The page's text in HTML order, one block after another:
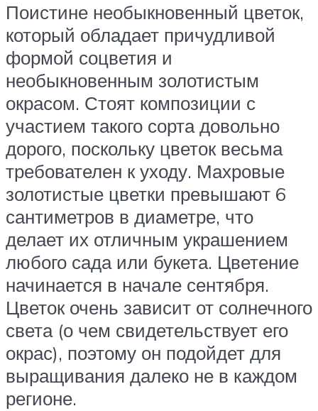
Поистине необыкновенный цветок,
который обладает причудливой
формой соцветия и
необыкновенным золотистым
окрасом. Стоят композиции с
участием такого сорта довольно
дорого, поскольку цветок весьма
требователен к уходу. Махровые
золотистые цветки превышают 6
сантиметров в диаметре, что
делает их отличным украшением
любого сада или букета. Цветение
начинается в начале сентября.
Цветок очень зависит от солнечного
света (о чем свидетельствует его
окрас), поэтому он подойдет для
выращивания далеко не в каждом
регионе.